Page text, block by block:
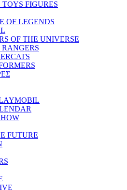
FIGURES
OF LEGENDS
OF THE UNIVERSE
RANGERS
FUTURE